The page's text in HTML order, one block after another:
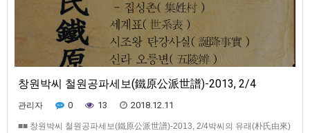
창원박씨 철원공파세보(鐵原公派世譜)-2013, 2/4
관리자 0 13 2018.12.11
■■ 창원박씨 철원공파세보(鐵原公派世譜)-2013, 2/4박씨의 유래(朴氏由來)